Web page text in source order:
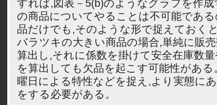
すれば,図表－5(b)のようなグラフを作
の商品についてやることは不可能であ
品だけでも,そのような形で捉えておく
バラツキの大きい商品の場合,単純に販
算出し,それに係数を掛けて安全在庫数
を算出しても欠品を起こす可能性がある
曜日による特性などを捉え,より実態に
をする必要がある。